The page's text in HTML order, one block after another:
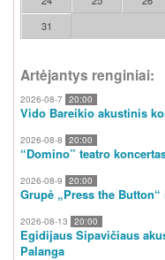
31
Artėjantys renginiai:
2026-08-7 20:00
Vido Bareikio akustinis
2026-08-8 20:00
“Domino” teatro
2026-08-9 20:00
Grupė „Press the
2026-08-13 20:00
Egidijaus Sipavičiaus
Palanga